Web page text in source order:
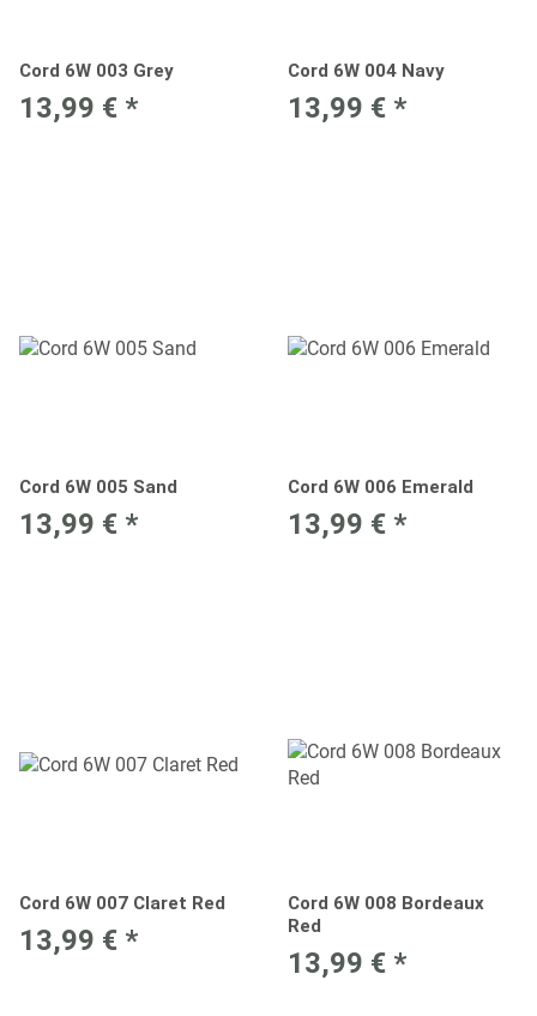
Cord 6W 003 Grey
13,99 € *
Cord 6W 004 Navy
13,99 € *
Cord 6W 005 Sand
13,99 € *
Cord 6W 006 Emerald
13,99 € *
Cord 6W 007 Claret Red
13,99 € *
Cord 6W 008 Bordeaux
Red
13,99 € *